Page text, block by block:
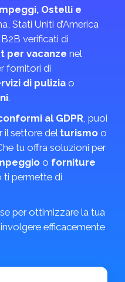
Ostelli e
Stati Uniti d’America
verificati di
per vacanze nel
fornitori di
di puliziao
.
al GDPR, puoi
il settore del turismo o
tu offra soluzioni per
o forniture
ti permette di
per ottimizzare la tua
efficacemente